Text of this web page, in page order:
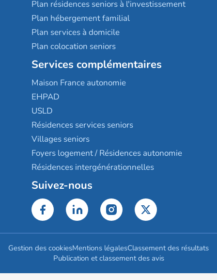
Plan résidences seniors à l'investissement
Plan hébergement familial
Plan services à domicile
Plan colocation seniors
Services complémentaires
Maison France autonomie
EHPAD
USLD
Résidences services seniors
Villages seniors
Foyers logement / Résidences autonomie
Résidences intergénérationnelles
Suivez-nous
Gestion des cookiesMentions légalesClassement des résultats
Publication et classement des avis